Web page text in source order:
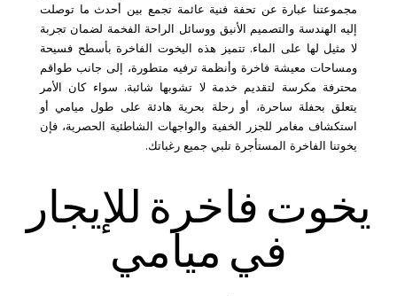
مجموعتنا عبارة عن تحفة فنية عائمة تجمع بين أحدث ما توصلت
إليه الهندسة والتصميم الأنيق ووسائل الراحة الفخمة لضمان تجربة
لا مثيل لها على الماء. تتميز هذه اليخوت الفاخرة بأسطح فسيحة
ومساحات معيشة فاخرة وأنظمة ترفيه متطورة، إلى جانب طواقم
محترفة مكرسة لتقديم خدمة لا تشوبها شائبة. سواء كان الأمر
يتعلق بحفلة ساحرة، أو رحلة بحرية هادئة على طول ميامي أو
استكشاف مغامر للجزر الخفية والواجهات الشاطئية الحصرية، فإن
يخوتنا الفاخرة المستأجرة تلبي جميع رغباتك.
يخوت فاخرة للإيجار
في ميامي